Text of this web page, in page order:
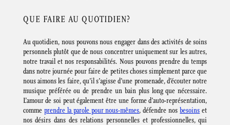
QUE FAIRE AU QUOTIDIEN?
Au quotidien, nous pouvons nous engager dans des activités de soins
personnels plutôt que de nous concentrer uniquement sur les autres,
notre travail et nos responsabilités. Nous pouvons prendre du temps
dans notre journée pour faire de petites choses simplement parce que
nous aimons les faire, qu’il s’agisse d’une promenade, d’écouter notre
musique préférée ou de prendre un bain plus long que nécessaire.
L’amour de soi peut également être une forme d’auto-représentation,
comme prendre la parole pour nous-mêmes, défendre nosbesoins et
nos désirs dans des relations personnelles et professionnelles, qui